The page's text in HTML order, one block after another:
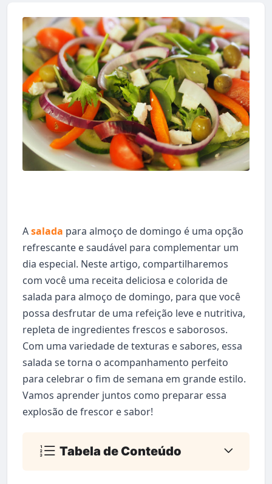
Asalada para almoço de domingo é uma opção
refrescante e saudável para complementar um
dia especial. Neste artigo, compartilharemos
com você uma receita deliciosa e colorida de
salada para almoço de domingo, para que você
possa desfrutar de uma refeição leve e nutritiva,
repleta de ingredientes frescos e saborosos.
Com uma variedade de texturas e sabores, essa
salada se torna o acompanhamento perfeito
para celebrar o fim de semana em grande estilo.
Vamos aprender juntos como preparar essa
explosão de frescor e sabor!
Tabela de Conteúdo